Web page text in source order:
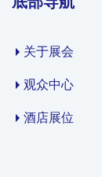
关于展会
观众中心
酒店展位